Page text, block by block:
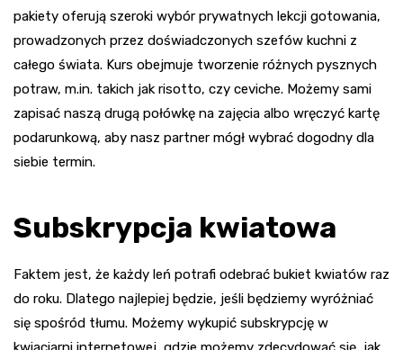
pakiety oferują szeroki wybór prywatnych lekcji gotowania,
prowadzonych przez doświadczonych szefów kuchni z
całego świata. Kurs obejmuje tworzenie różnych pysznych
potraw, m.in. takich jak risotto, czy ceviche. Możemy sami
zapisać naszą drugą połówkę na zajęcia albo wręczyć kartę
podarunkową, aby nasz partner mógł wybrać dogodny dla
siebie termin.
Subskrypcja kwiatowa
Faktem jest, że każdy leń potrafi odebrać bukiet kwiatów raz
do roku. Dlatego najlepiej będzie, jeśli będziemy wyróżniać
się spośród tłumu. Możemy wykupić subskrypcję w